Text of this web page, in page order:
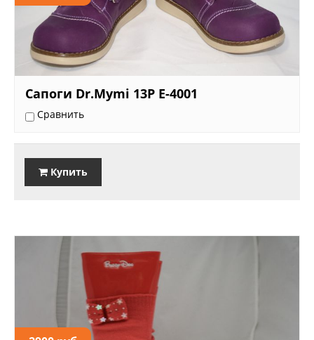
Сапоги Dr.Mymi 13P E-4001
Сравнить
Купить